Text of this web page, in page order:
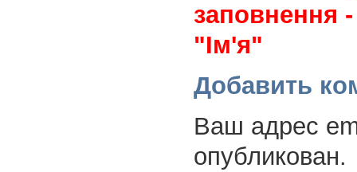
заповнення
"Ім'я"
Добавить
Ваш адрес
опубликован.